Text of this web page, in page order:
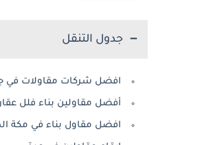
جدول التنقل
افضل شركات مقاولات في
أفضل مقاولين بناء فلل
افضل مقاول بناء في مكة